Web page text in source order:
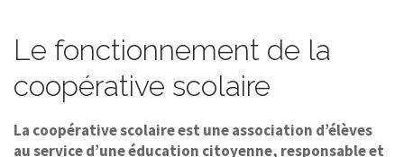
RECHERCHER
CONTACT
Le fonctionnement de la
coopérative scolaire
La coopérative scolaire est une association d’élèves
au service d’une éducation citoyenne, responsable et